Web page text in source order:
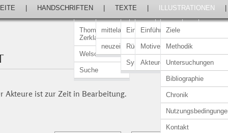
Thomasin von
Zerklaere
Welscher Gast
Suche
HANDSCHRIFTEN
mittelalterlich
neuzeitlich
TEXTE
Einführung
Rückert-Ausgabe
Synopsen
ILLUSTRATIONEN
Einführung
Motive
Akteure
Ziele
Methodik
Untersuchungen
Bibliographie
Chronik
Kontakt
Akteure ist zur Zeit in Bearbeitung.